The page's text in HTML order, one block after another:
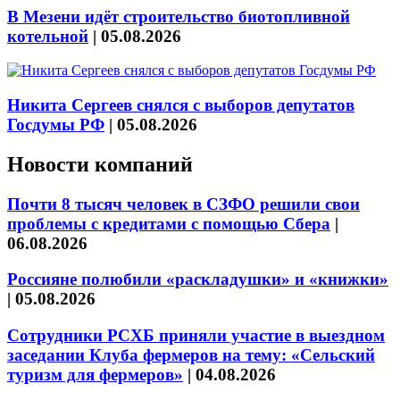
В Мезени идёт строительство биотопливной
котельной | 05.08.2026
Никита Сергеев снялся с выборов депутатов
Госдумы РФ | 05.08.2026
Новости компаний
Почти 8 тысяч человек в СЗФО решили свои
проблемы с кредитами с помощью Сбера |
06.08.2026
Россияне полюбили «раскладушки» и «книжки»
| 05.08.2026
Сотрудники РСХБ приняли участие в выездном
заседании Клуба фермеров на тему: «Сельский
туризм для фермеров» | 04.08.2026